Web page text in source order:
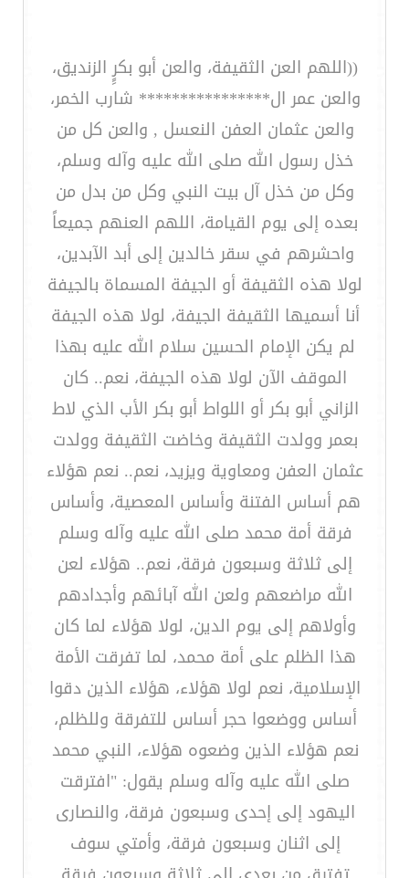
((اللهم العن الثقيفة، والعن أبو بكرٍِ الزنديق،
والعن عمر ال**************** شارب الخمر،
والعن عثمان العفن النعسل , والعن كل من
خذل رسول الله صلى الله عليه وآله وسلم،
وكل من خذل آل بيت النبي وكل من بدل من
بعده إلى يوم القيامة، اللهم العنهم جميعاً
واحشرهم في سقر خالدين إلى أبد الآبدين،
لولا هذه الثقيفة أو الجيفة المسماة بالجيفة
أنا أسميها الثقيفة الجيفة، لولا هذه الجيفة
لم يكن الإمام الحسين سلام الله عليه بهذا
الموقف الآن لولا هذه الجيفة، نعم.. كان
الزاني أبو بكر أو اللواط أبو بكر الأب الذي لاط
بعمر وولدت الثقيفة وخاضت الثقيفة وولدت
عثمان العفن ومعاوية ويزيد، نعم.. نعم هؤلاء
هم أساس الفتنة وأساس المعصية، وأساس
فرقة أمة محمد صلى الله عليه وآله وسلم
إلى ثلاثة وسبعون فرقة، نعم.. هؤلاء لعن
الله مراضعهم ولعن الله آبائهم وأجدادهم
وأولاهم إلى يوم الدين، لولا هؤلاء لما كان
هذا الظلم على أمة محمد، لما تفرقت الأمة
الإسلامية، نعم لولا هؤلاء، هؤلاء الذين دقوا
أساس ووضعوا حجر أساس للتفرقة وللظلم،
نعم هؤلاء الذين وضعوه هؤلاء، النبي محمد
صلى الله عليه وآله وسلم يقول: "افترقت
اليهود إلى إحدى وسبعون فرقة، والنصارى
إلى اثنان وسبعون فرقة، وأمتي سوف